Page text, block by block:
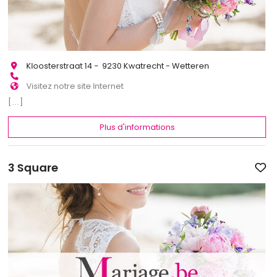
Kloosterstraat 14 - 9230 Kwatrecht - Wetteren
Visitez notre site Internet
[...]
Plus d'informations
3 Square